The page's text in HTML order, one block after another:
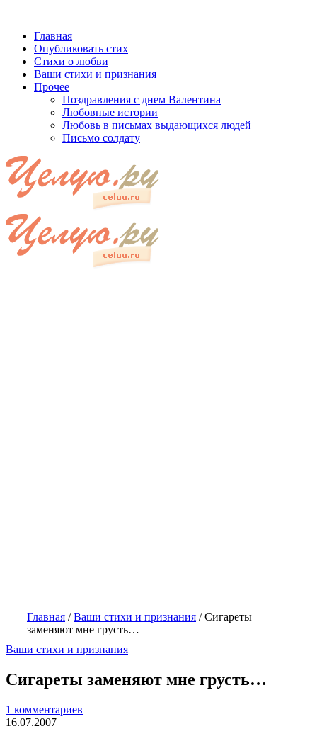
Главная
Опубликовать стих
Стихи о любви
Ваши стихи и признания
Прочее
Поздравления с днем Валентина
Любовные истории
Любовь в письмах выдающихся людей
Письмо солдату
Главная /Ваши стихи и признания /Сигареты
заменяют мне грусть…
Ваши стихи и признания
Сигареты заменяют мне грусть…
1 комментариев
16.07.2007